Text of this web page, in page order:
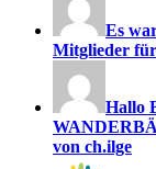
Es
Mitglieder
Hallo
von ch.ilge